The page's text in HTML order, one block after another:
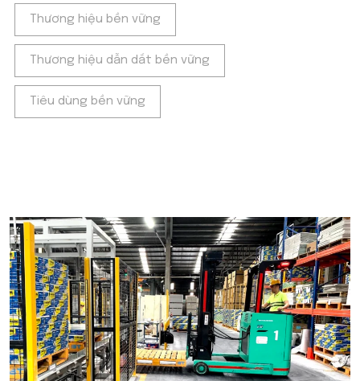
Thương hiệu bền vững
Thương hiệu dẫn dắt bền vững
Tiêu dùng bền vững